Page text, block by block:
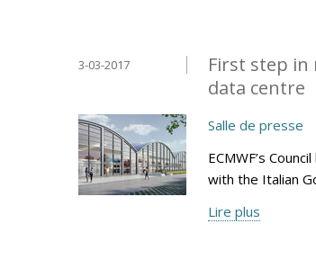
First step in
data centre
3-03-2017
Salle de presse
ECMWF’s
with the Italian
Lire plus